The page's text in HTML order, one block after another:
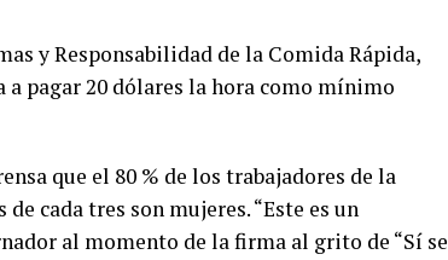
y Responsabilidad de la Comida Rápida,
pagar 20 dólares la hora como mínimo
que el 80 % de los trabajadores de la
cada tres son mujeres. “Este es un
al momento de la firma al grito de “Sí se